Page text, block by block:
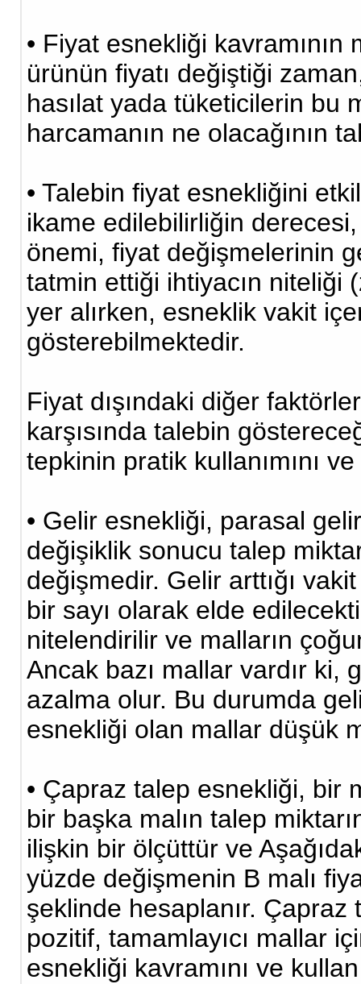
• Fiyat esnekliği
ürünün fiyatı değiştiği
hasılat yada tüketicilerin bu
harcamanın ne olacağının
• Talebin fiyat esnekliğini
ikame edilebilirliğin
önemi, fiyat değişmelerinin
tatmin ettiği ihtiyacın niteliği
yer alırken, esneklik vakit
gösterebilmektedir.
Fiyat dışındaki diğer
karşısında talebin
tepkinin pratik kullanımını
• Gelir esnekliği, parasal
değişiklik sonucu talep
değişmedir. Gelir arttığı
bir sayı olarak elde
nitelendirilir ve malların
Ancak bazı mallar vardır ki,
azalma olur. Bu durumda
esnekliği olan mallar düşük
• Çapraz talep esnekliği, bir
bir başka malın talep
ilişkin bir ölçüttür ve
yüzde değişmenin B malı
şeklinde hesaplanır.
pozitif, tamamlayıcı mallar
esnekliği kavramını ve